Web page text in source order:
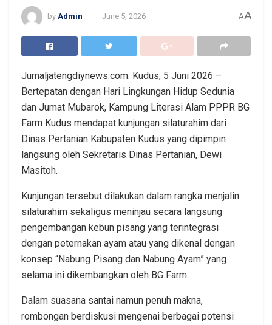
by Admin June 5, 2026 AA
Jurnaljatengdiynews.com. Kudus, 5 Juni 2026 –
Bertepatan dengan Hari Lingkungan Hidup Sedunia
dan Jumat Mubarok, Kampung Literasi Alam PPPR BG
Farm Kudus mendapat kunjungan silaturahim dari
Dinas Pertanian Kabupaten Kudus yang dipimpin
langsung oleh Sekretaris Dinas Pertanian, Dewi
Masitoh.
Kunjungan tersebut dilakukan dalam rangka menjalin
silaturahim sekaligus meninjau secara langsung
pengembangan kebun pisang yang terintegrasi
dengan peternakan ayam atau yang dikenal dengan
konsep “Nabung Pisang dan Nabung Ayam” yang
selama ini dikembangkan oleh BG Farm.
Dalam suasana santai namun penuh makna,
rombongan berdiskusi mengenai berbagai potensi